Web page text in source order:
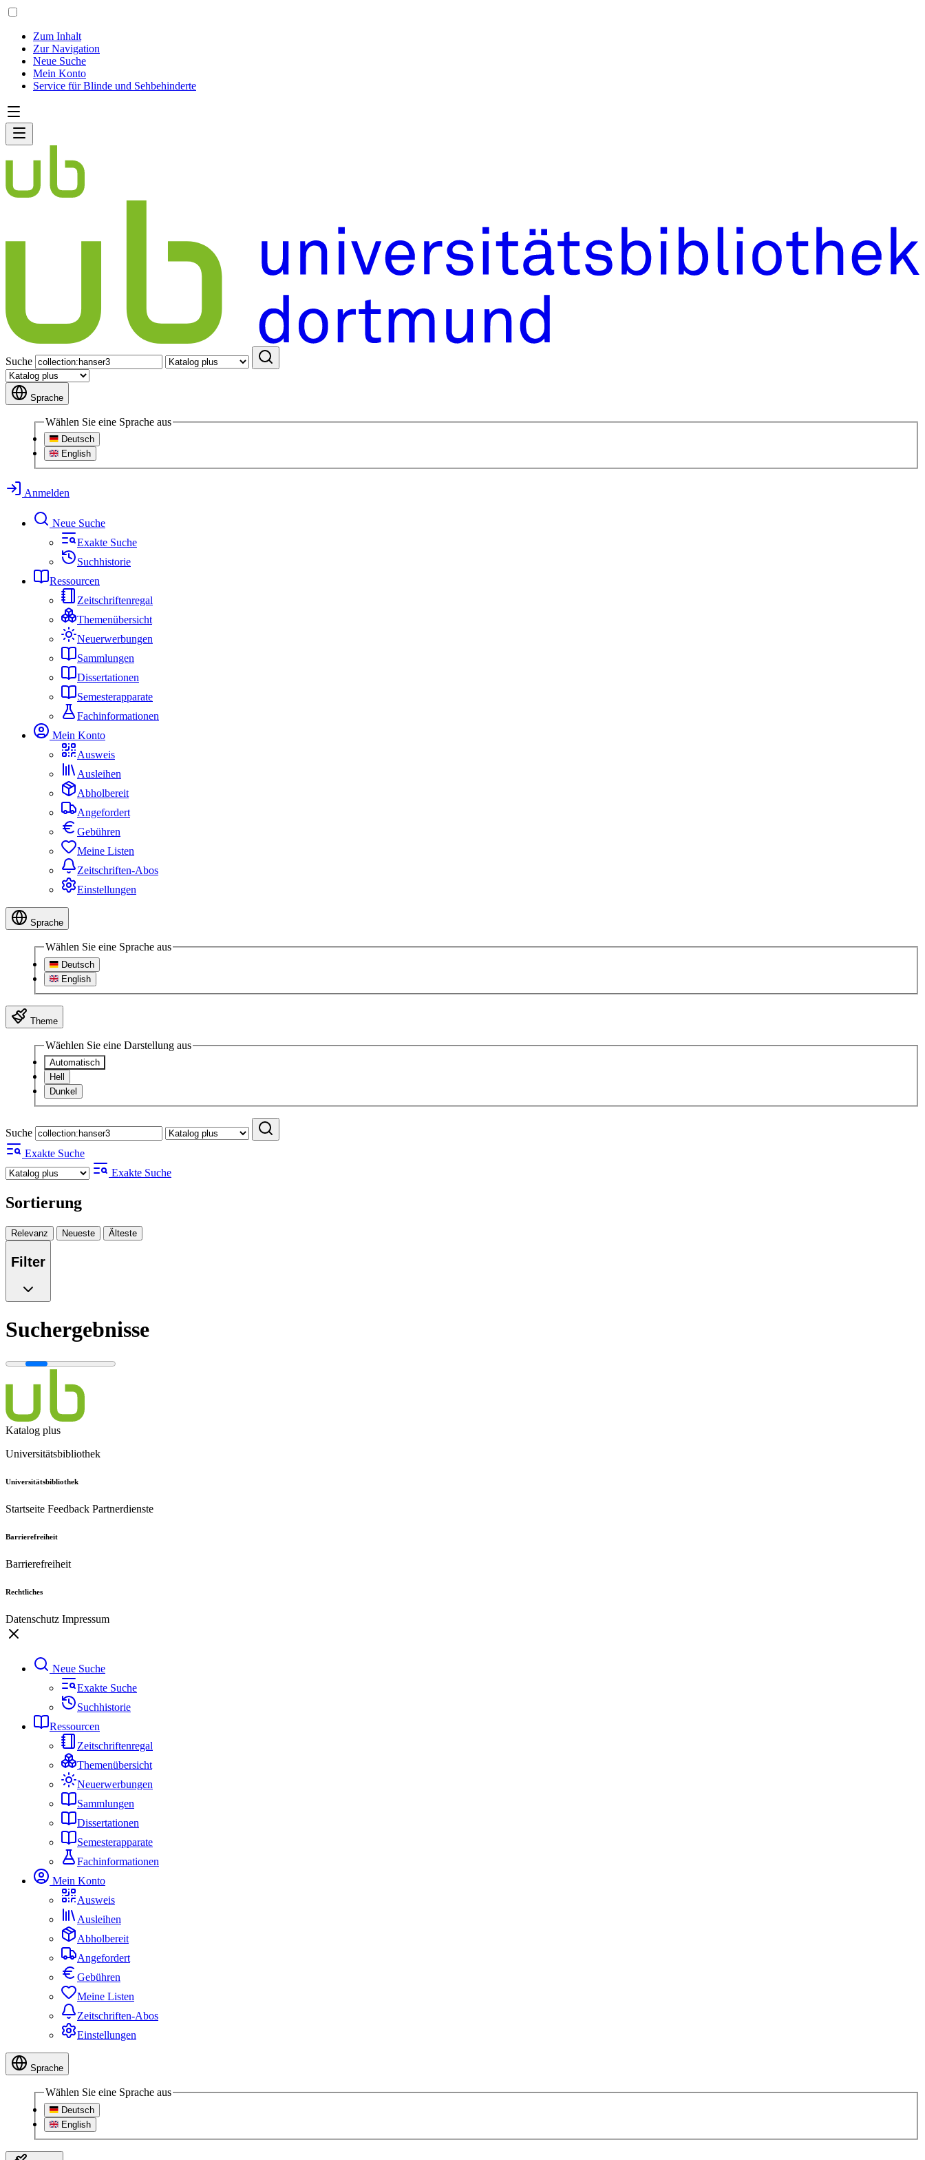
Zum Inhalt
Zur Navigation
Neue Suche
Mein Konto
Service für Blinde und Sehbehinderte
Suche
Sprache
Wählen Sie eine Sprache aus
Deutsch
English
Anmelden
Neue Suche
Exakte Suche
Suchhistorie
Ressourcen
Zeitschriftenregal
Themenübersicht
Neuerwerbungen
Sammlungen
Dissertationen
Semesterapparate
Fachinformationen
Mein Konto
Ausweis
Ausleihen
Abholbereit
Angefordert
Gebühren
Meine Listen
Zeitschriften-Abos
Einstellungen
Sprache
Wählen Sie eine Sprache aus
Deutsch
English
Theme
Wäehlen Sie eine Darstellung aus
Automatisch
Hell
Dunkel
Suche
Exakte Suche
Exakte Suche
Sortierung
Relevanz Neueste Älteste
Filter
Suchergebnisse
Katalog plus
Universitätsbibliothek
Universitätsbibliothek
Startseite Feedback Partnerdienste
Barrierefreiheit
Barrierefreiheit
Rechtliches
Datenschutz Impressum
Neue Suche
Exakte Suche
Suchhistorie
Ressourcen
Zeitschriftenregal
Themenübersicht
Neuerwerbungen
Sammlungen
Dissertationen
Semesterapparate
Fachinformationen
Mein Konto
Ausweis
Ausleihen
Abholbereit
Angefordert
Gebühren
Meine Listen
Zeitschriften-Abos
Einstellungen
Sprache
Wählen Sie eine Sprache aus
Deutsch
English